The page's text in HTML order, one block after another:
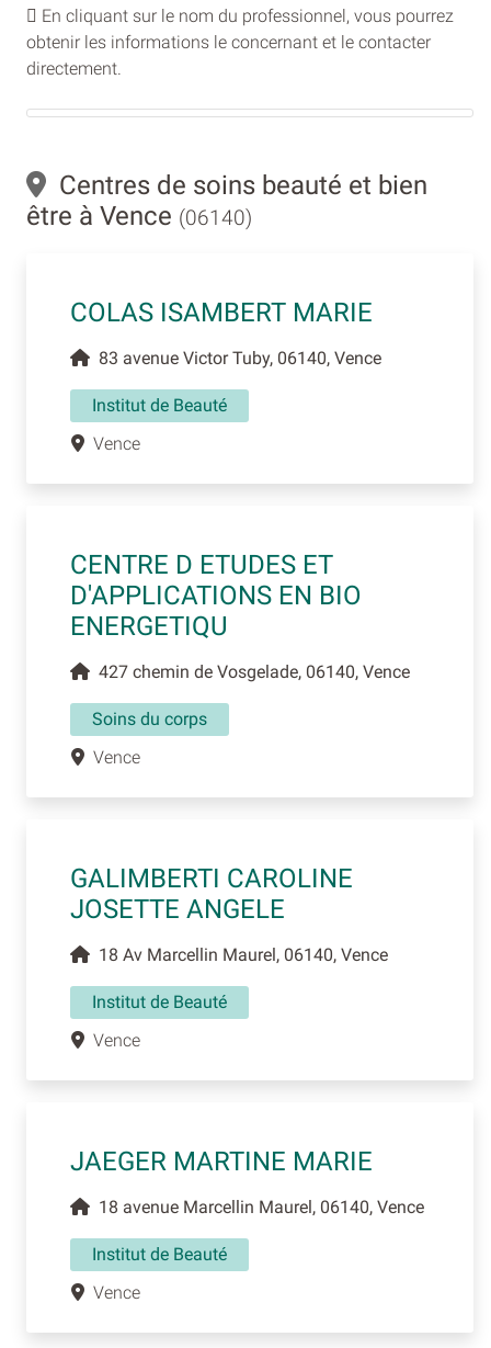
En cliquant sur le nom du professionnel, vous pourrez
obtenir les informations le concernant et le contacter
directement.
Centres de soins beauté et bien
être à Vence (06140)
COLAS ISAMBERT MARIE
83 avenue Victor Tuby, 06140, Vence
Institut de Beauté
Vence
CENTRE D ETUDES ET
D'APPLICATIONS EN BIO
ENERGETIQU
427 chemin de Vosgelade, 06140, Vence
Soins du corps
Vence
GALIMBERTI CAROLINE
JOSETTE ANGELE
18 Av Marcellin Maurel, 06140, Vence
Institut de Beauté
Vence
JAEGER MARTINE MARIE
18 avenue Marcellin Maurel, 06140, Vence
Institut de Beauté
Vence